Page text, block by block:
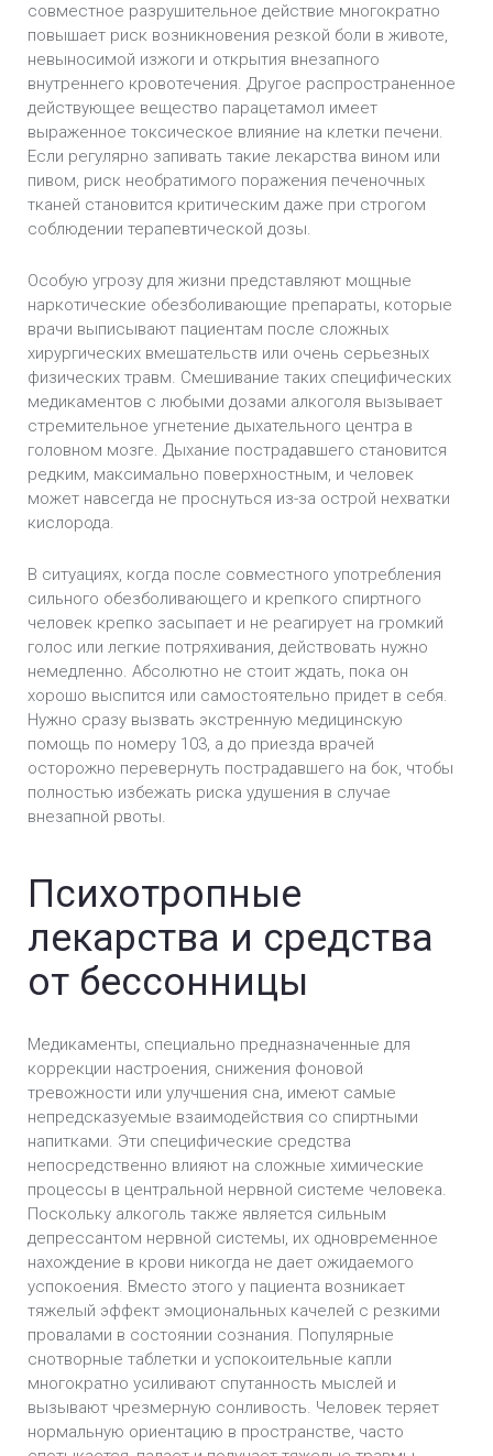
совместное разрушительное действие многократно
повышает риск возникновения резкой боли в животе,
невыносимой изжоги и открытия внезапного
внутреннего кровотечения. Другое распространенное
действующее вещество парацетамол имеет
выраженное токсическое влияние на клетки печени.
Если регулярно запивать такие лекарства вином или
пивом, риск необратимого поражения печеночных
тканей становится критическим даже при строгом
соблюдении терапевтической дозы.
Особую угрозу для жизни представляют мощные
наркотические обезболивающие препараты, которые
врачи выписывают пациентам после сложных
хирургических вмешательств или очень серьезных
физических травм. Смешивание таких специфических
медикаментов с любыми дозами алкоголя вызывает
стремительное угнетение дыхательного центра в
головном мозге. Дыхание пострадавшего становится
редким, максимально поверхностным, и человек
может навсегда не проснуться из-за острой нехватки
кислорода.
В ситуациях, когда после совместного употребления
сильного обезболивающего и крепкого спиртного
человек крепко засыпает и не реагирует на громкий
голос или легкие потряхивания, действовать нужно
немедленно. Абсолютно не стоит ждать, пока он
хорошо выспится или самостоятельно придет в себя.
Нужно сразу вызвать экстренную медицинскую
помощь по номеру 103, а до приезда врачей
осторожно перевернуть пострадавшего на бок, чтобы
полностью избежать риска удушения в случае
внезапной рвоты.
Психотропные
лекарства и средства
от бессонницы
Медикаменты, специально предназначенные для
коррекции настроения, снижения фоновой
тревожности или улучшения сна, имеют самые
непредсказуемые взаимодействия со спиртными
напитками. Эти специфические средства
непосредственно влияют на сложные химические
процессы в центральной нервной системе человека.
Поскольку алкоголь также является сильным
депрессантом нервной системы, их одновременное
нахождение в крови никогда не дает ожидаемого
успокоения. Вместо этого у пациента возникает
тяжелый эффект эмоциональных качелей с резкими
провалами в состоянии сознания. Популярные
снотворные таблетки и успокоительные капли
многократно усиливают спутанность мыслей и
вызывают чрезмерную сонливость. Человек теряет
нормальную ориентацию в пространстве, часто